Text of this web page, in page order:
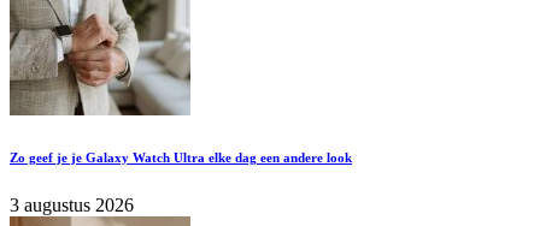
Zo geef je je Galaxy Watch Ultra elke dag een andere look
3 augustus 2026